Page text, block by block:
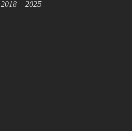
2018 – 2025